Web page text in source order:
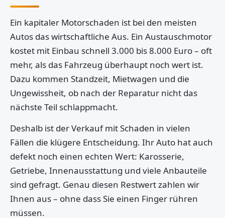
Ein kapitaler Motorschaden ist bei den meisten
Autos das wirtschaftliche Aus. Ein Austauschmotor
kostet mit Einbau schnell 3.000 bis 8.000 Euro – oft
mehr, als das Fahrzeug überhaupt noch wert ist.
Dazu kommen Standzeit, Mietwagen und die
Ungewissheit, ob nach der Reparatur nicht das
nächste Teil schlappmacht.
Deshalb ist der Verkauf mit Schaden in vielen
Fällen die klügere Entscheidung. Ihr Auto hat auch
defekt noch einen echten Wert: Karosserie,
Getriebe, Innenausstattung und viele Anbauteile
sind gefragt. Genau diesen Restwert zahlen wir
Ihnen aus – ohne dass Sie einen Finger rühren
müssen.